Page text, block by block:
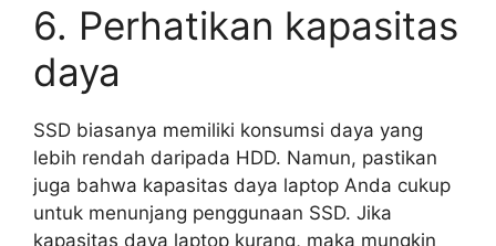
6. Perhatikan kapasitas
daya
SSD biasanya memiliki konsumsi daya yang
lebih rendah daripada HDD. Namun, pastikan
juga bahwa kapasitas daya laptop Anda cukup
untuk menunjang penggunaan SSD. Jika
kapasitas daya laptop kurang, maka mungkin